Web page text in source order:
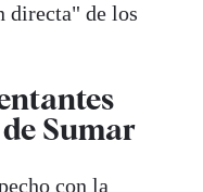
directa" de los
Sumar
con la